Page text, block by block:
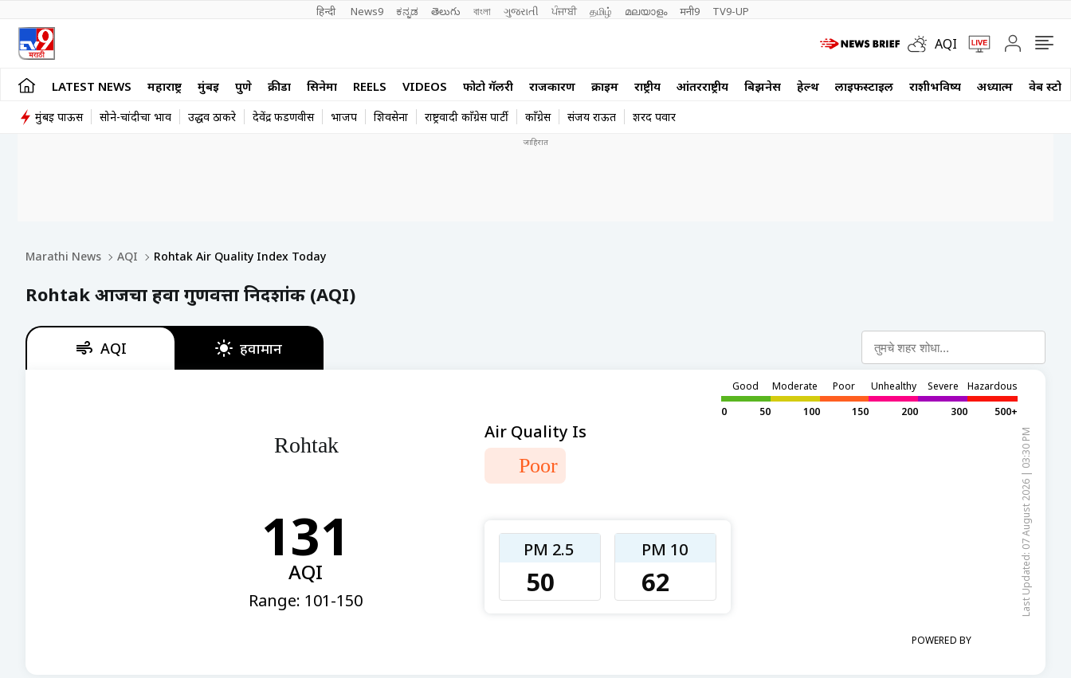
हिन्दी News9 ಕನ್ನಡ తెలుగు বাংলা ગુજરાતી ਪੰਜਾਬੀ தமிழ் മലയാളം मनी9 TV9-UP
AQI
LATEST NEWS महाराष्ट्र मुंबई पुणे क्रीडा सिनेमा REELS VIDEOS फोटो गॅलरी राजकारण क्राईम राष्ट्रीय आंतरराष्ट्रीय बिझनेस हेल्थ लाईफस्टाईल राशीभविष्य अध्यात्म वेब
मुंबई पाऊस सोने-चांदीचा भाव उद्धव ठाकरे देवेंद्र फडणवीस भाजप शिवसेना राष्ट्रवादी काँग्रेस पार्टी काँग्रेस संजय राऊत शरद पवार
Marathi News AQI Rohtak Air Quality Index Today
Rohtak आजचा हवा गुणवत्ता निर्देशांक (AQI)
AQI हवामान
Rohtak
131
AQI
Range: 101-150
Good
0
50
Moderate
100
Poor
150
Unhealthy
200
Severe
300
Hazardous
500+
Air Quality Is
Poor
PM 2.5
50
PM 10
62 Last Updated: 07 August 2026 | 03:30 PM
POWERED BY